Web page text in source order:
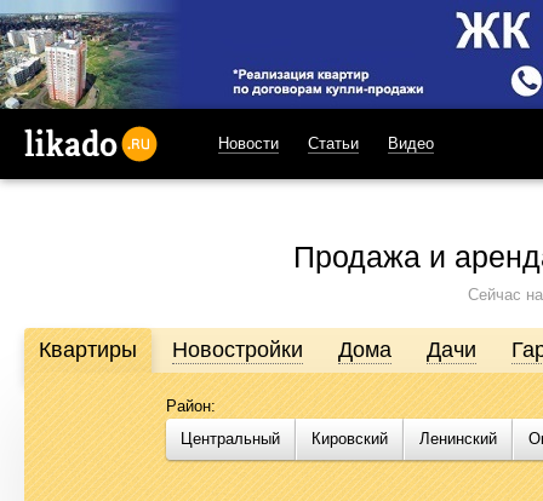
Новости Статьи Видео
Продажа и
Сейчас
Продажа и аренда недвижимости в Омске
Likado.ru – сайт актуальных и достоверных объявлений по
или купить квартиру, найти землю под строительство,
Likado.ru, чтобы сэкономить время и силы в поисках нужного
Квартиры Новостройки Дома Дачи
Район:
Центральный
Кировский Ленинский